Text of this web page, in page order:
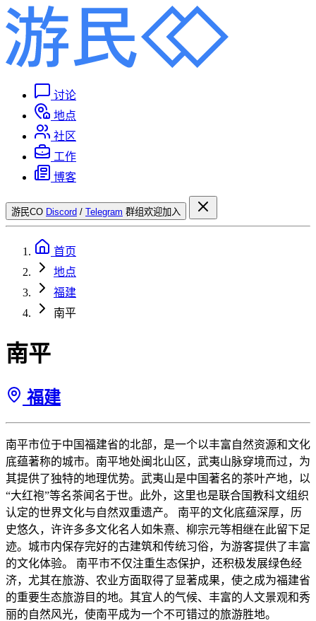
讨论
地点
社区
工作
博客
游民CO Discord / Telegram 群组欢迎加入
首页
地点
福建
南平
南平
福建
南平市位于中国福建省的北部，是一个以丰富自然资源和文化
底蕴著称的城市。南平地处闽北山区，武夷山脉穿境而过，为
其提供了独特的地理优势。武夷山是中国著名的茶叶产地，以
“大红袍”等名茶闻名于世。此外，这里也是联合国教科文组织
认定的世界文化与自然双重遗产。 南平的文化底蕴深厚，历
史悠久，许许多多文化名人如朱熹、柳宗元等相继在此留下足
迹。城市内保存完好的古建筑和传统习俗，为游客提供了丰富
的文化体验。 南平市不仅注重生态保护，还积极发展绿色经
济，尤其在旅游、农业方面取得了显著成果，使之成为福建省
的重要生态旅游目的地。其宜人的气候、丰富的人文景观和秀
丽的自然风光，使南平成为一个不可错过的旅游胜地。